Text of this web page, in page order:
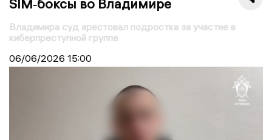
SIM‑боксы во Владимире
Владимира суд арестовал подростка за участие в
киберпреступной группе
06/06/2026 15:00